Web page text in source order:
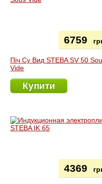
Піч Су Вид STEBA SV 50
Vide
6759
Купити
4369